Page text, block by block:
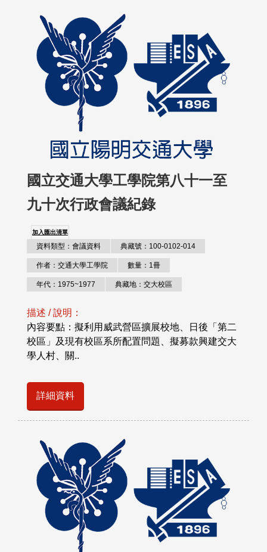
國立交通大學工學院第八十一至
九十次行政會議紀錄
加入匯出清單
資料類型：會議資料 典藏號：100-0102-014
作者：交通大學工學院 數量：1冊
年代：1975~1977 典藏地：交大校區
描述 / 說明：
內容要點：擬利用威武營區擴展校地、日後「第二
校區」及現有校區系所配置問題、擬募款興建交大
學人村、關..
詳細資料